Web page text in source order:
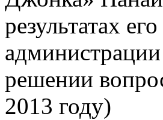
результатах
решении
2013 году)